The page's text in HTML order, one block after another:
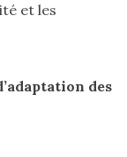
et les
des